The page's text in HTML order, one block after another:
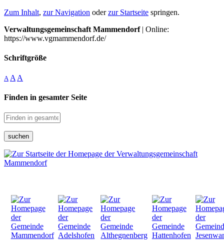
Zum Inhalt, zur Navigation oderzur Startseite springen.
Verwaltungsgemeinschaft Mammendorf| Online:
https://www.vgmammendorf.de/
Schriftgröße
A A A
Finden in gesamter Seite
suchen